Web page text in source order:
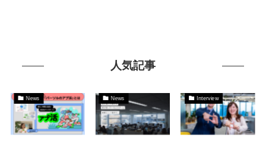
人気記事
News News Interview